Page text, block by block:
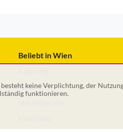
Beliebt in Wien
Notar
keine Verplichtung, der
funktionieren.